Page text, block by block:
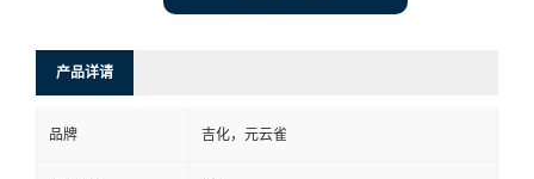
产品详请
品牌 吉化，元云雀